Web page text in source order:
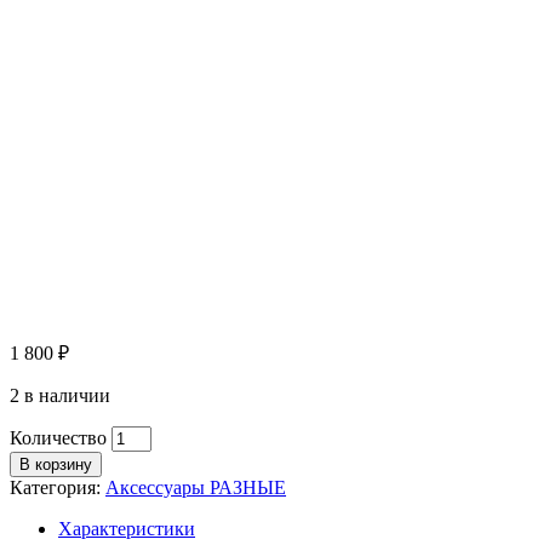
1 800 ₽
2 в наличии
Количество
В корзину
Категория: Аксессуары РАЗНЫЕ
Характеристики